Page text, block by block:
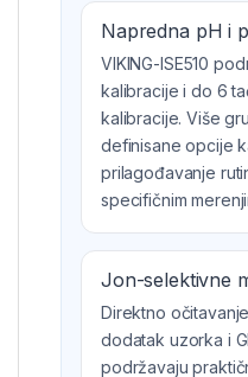
Napredna pH i
VIKING-ISE510
kalibracije i do 6
kalibracije. Više
definisane opcije
prilagođavanje
specifičnim
Jon-selektivne
Direktno
dodatak uzorka i
podržavaju